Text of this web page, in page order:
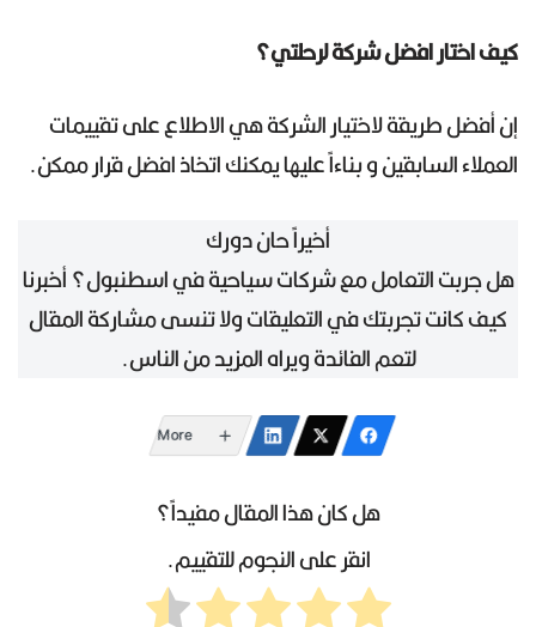
كيف اختار افضل شركة لرحلتي؟
إن أفضل طريقة لاختيار الشركة هي الاطلاع على تقييمات
العملاء السابقين و بناءاً عليها يمكنك اتخاذ افضل قرار ممكن.
أخيراً حان دورك
هل جربت التعامل مع شركات سياحية في اسطنبول؟ أخبرنا
كيف كانت تجربتك في التعليقات ولا تنسى مشاركة المقال
لتعم الفائدة ويراه المزيد من الناس.
More
هل كان هذا المقال مفيداً؟
انقر على النجوم للتقييم.